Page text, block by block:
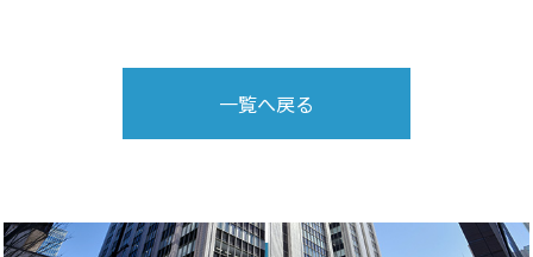
一覧へ戻る